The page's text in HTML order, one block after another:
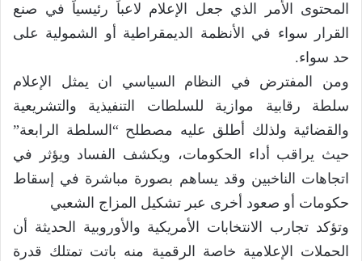
المحتوى الأمر الذي جعل الإعلام لاعباً رئيسياً في صنع
القرار سواء في الأنظمة الديمقراطية أو الشمولية على
حد سواء.
ومن المفترض في النظام السياسي ان يمثل الإعلام
سلطة رقابية موازية للسلطات التنفيذية والتشريعية
والقضائية ولذلك أطلق عليه مصطلح “السلطة الرابعة”
حيث يراقب أداء الحكومات، ويكشف الفساد ويؤثر في
اتجاهات الناخبين وقد يساهم بصورة مباشرة في إسقاط
حكومات أو صعود أخرى عبر تشكيل المزاج الشعبي
وتؤكد تجارب الانتخابات الأمريكية والأوروبية الحديثة أن
الحملات الإعلامية خاصة الرقمية منه باتت تمتلك قدرة